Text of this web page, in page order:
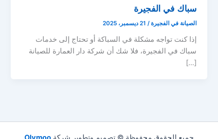
سباك في الفجيرة
الصيانة في الفجيرة/ 21 ديسمبر، 2025
إذا كنت تواجه مشكلة في السباكة أو تحتاج إلى خدمات
سباك في الفجيرة، فلا شك أن شركة دار العمارة للصيانة
[…]